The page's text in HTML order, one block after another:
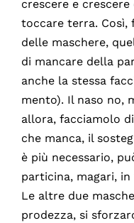
crescere e
toccare terra. Così,
delle maschere,
di mancare della
anche la stessa
mento). Il naso no,
allora, facciamolo
che manca, il
è più necessario,
particina, magari, in
Le altre due
prodezza, si